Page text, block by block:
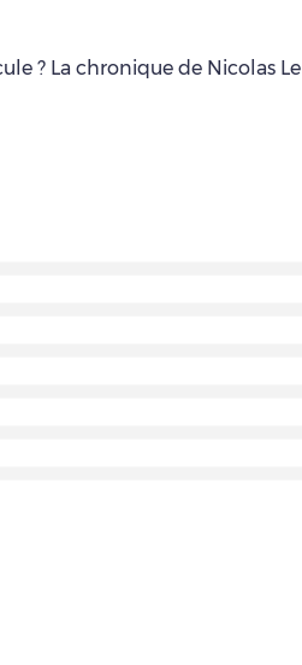
? La chronique de Nicolas Le